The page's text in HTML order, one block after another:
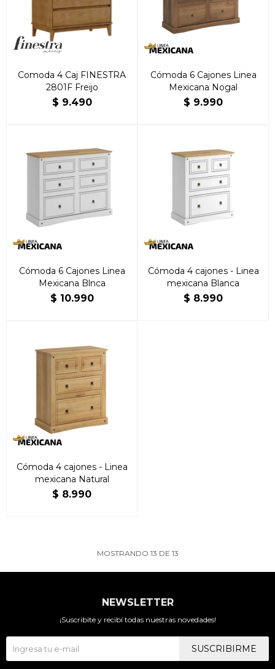
Comoda 4 Caj FINESTRA
2801F Freijo
$ 9.490
Cómoda 6 Cajones Linea
Mexicana Nogal
$ 9.990
Cómoda 6 Cajones Linea
Mexicana Blnca
$ 10.990
Cómoda 4 cajones - Linea
mexicana Blanca
$ 8.990
Cómoda 4 cajones - Linea
mexicana Natural
$ 8.990
MOSTRANDO 13 DE 13
NEWSLETTER
¡Suscribite y recibí todas nuestras novedades!
SUSCRIBIRME